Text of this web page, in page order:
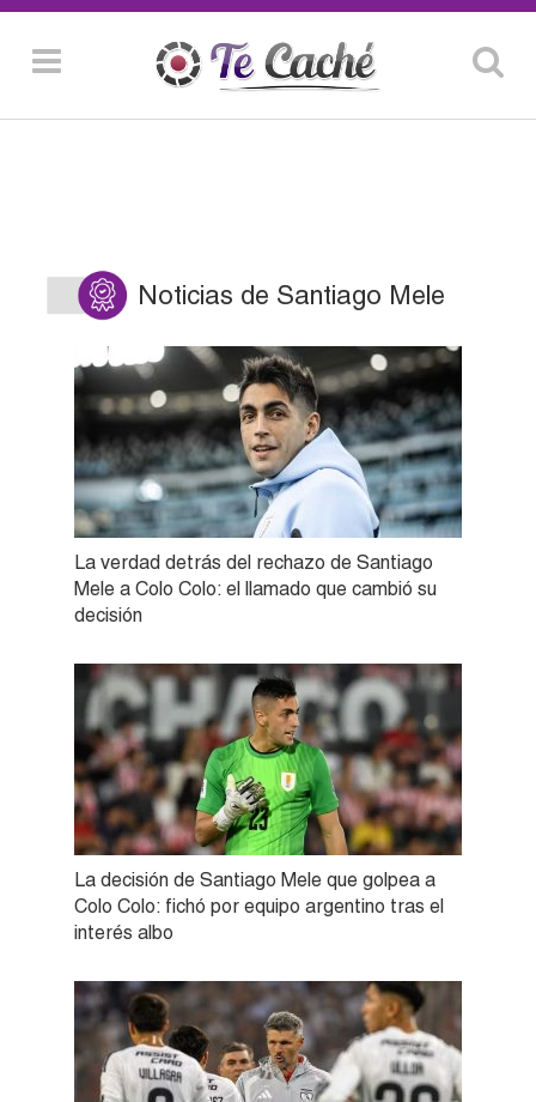
Noticias de Santiago Mele
La verdad detrás del rechazo de Santiago
Mele a Colo Colo: el llamado que cambió su
decisión
La decisión de Santiago Mele que golpea a
Colo Colo: fichó por equipo argentino tras el
interés albo